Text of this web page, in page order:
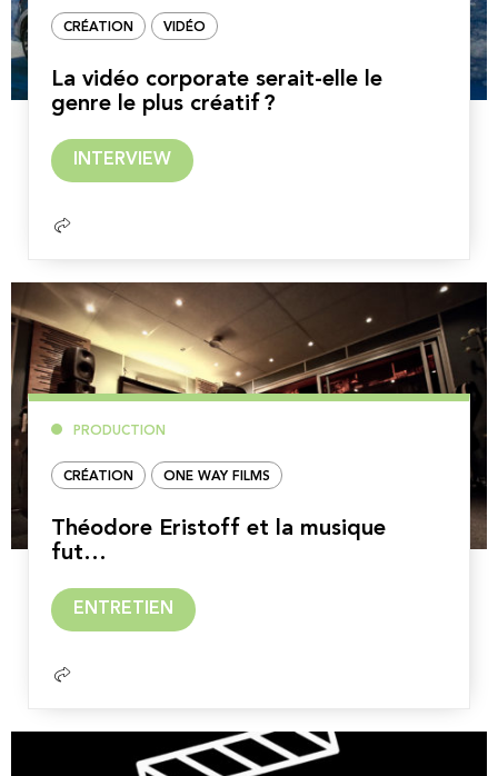
CRÉATION VIDÉO
La vidéo corporate serait-elle le
genre le plus créatif ?
INTERVIEW
PRODUCTION
CRÉATION ONE WAY FILMS
Théodore Eristoff et la musique
fut…
ENTRETIEN